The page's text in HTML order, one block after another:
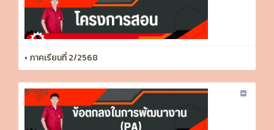
• ภาคเรียนที่ 2/2568